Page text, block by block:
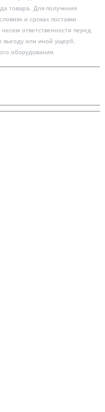
товара. Для получения
и сроках поставки
ответственности перед
выгоду или иной ущерб,
оборудования.